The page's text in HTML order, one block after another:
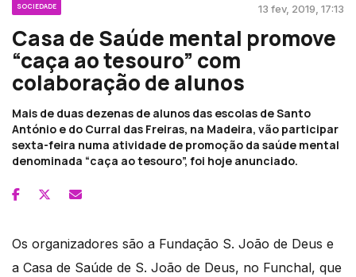
SOCIEDADE 13 fev, 2019, 17:13
Casa de Saúde mental promove
“caça ao tesouro” com
colaboração de alunos
Mais de duas dezenas de alunos das escolas de Santo
António e do Curral das Freiras, na Madeira, vão participar
sexta-feira numa atividade de promoção da saúde mental
denominada “caça ao tesouro”, foi hoje anunciado.
Os organizadores são a Fundação S. João de Deus e
a Casa de Saúde de S. João de Deus, no Funchal, que